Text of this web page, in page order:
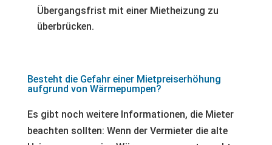
Übergangsfrist mit einer Mietheizung zu
überbrücken.
Besteht die Gefahr einer Mietpreiserhöhung
aufgrund von Wärmepumpen?
Es gibt noch weitere Informationen, die Mieter
beachten sollten: Wenn der Vermieter die alte